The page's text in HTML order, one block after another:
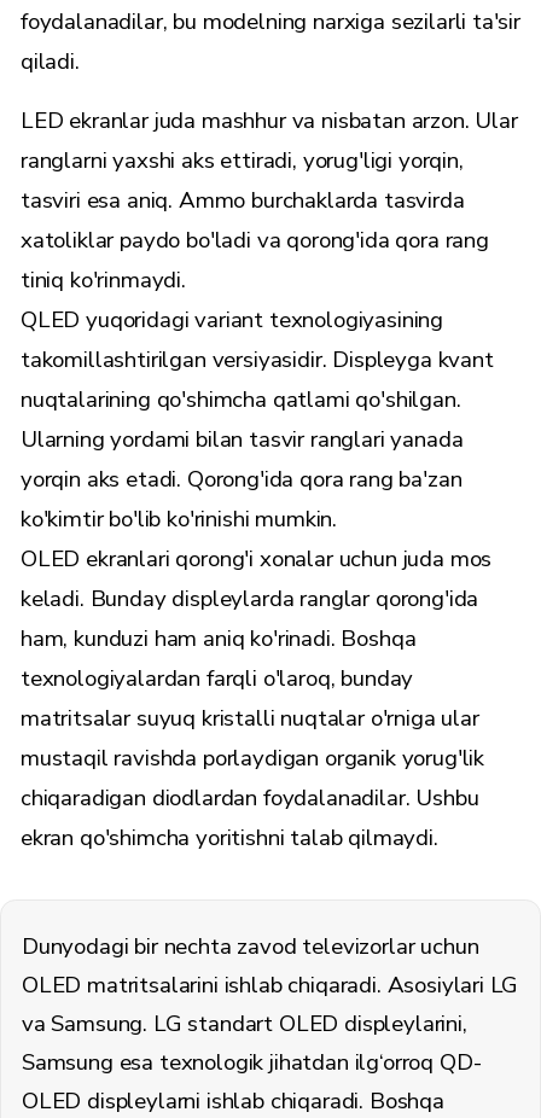
foydalanadilar, bu modelning narxiga sezilarli ta'sir
qiladi.
LED ekranlar juda mashhur va nisbatan arzon. Ular
ranglarni yaxshi aks ettiradi, yorug'ligi yorqin,
tasviri esa aniq. Ammo burchaklarda tasvirda
xatoliklar paydo bo'ladi va qorong'ida qora rang
tiniq ko'rinmaydi.
QLED yuqoridagi variant texnologiyasining
takomillashtirilgan versiyasidir. Displeyga kvant
nuqtalarining qo'shimcha qatlami qo'shilgan.
Ularning yordami bilan tasvir ranglari yanada
yorqin aks etadi. Qorong'ida qora rang ba'zan
ko'kimtir bo'lib ko'rinishi mumkin.
OLED ekranlari qorong'i xonalar uchun juda mos
keladi. Bunday displeylarda ranglar qorong'ida
ham, kunduzi ham aniq ko'rinadi. Boshqa
texnologiyalardan farqli o'laroq, bunday
matritsalar suyuq kristalli nuqtalar o'rniga ular
mustaqil ravishda porlaydigan organik yorug'lik
chiqaradigan diodlardan foydalanadilar. Ushbu
ekran qo'shimcha yoritishni talab qilmaydi.
Dunyodagi bir nechta zavod televizorlar uchun
OLED matritsalarini ishlab chiqaradi. Asosiylari LG
va Samsung. LG standart OLED displeylarini,
Samsung esa texnologik jihatdan ilg‘orroq QD-
OLED displeylarni ishlab chiqaradi. Boshqa